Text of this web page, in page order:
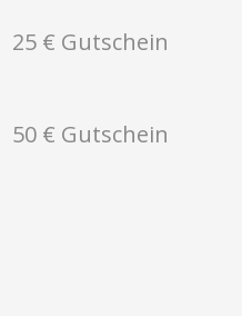
25 € Gutschein
50 € Gutschein